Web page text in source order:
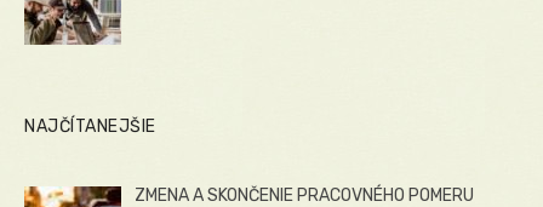
NAJČÍTANEJŠIE
ZMENA A SKONČENIE PRACOVNÉHO POMERU